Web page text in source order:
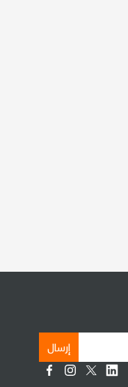
إرسال